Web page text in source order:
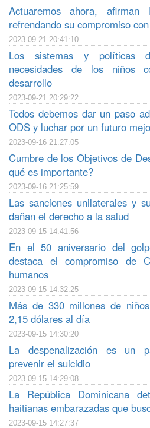
Actuaremos ahora, afirman
refrendando su compromiso
2023-09-21 20:41:10
Los sistemas y políticas
necesidades de los niños
desarrollo
2023-09-21 20:29:22
Todos debemos dar un paso
ODS y luchar por un futuro
2023-09-16 21:27:05
Cumbre de los Objetivos de
qué es importante?
2023-09-16 21:25:59
Las sanciones unilaterales y
dañan el derecho a la salud
2023-09-15 14:41:56
En el 50 aniversario del
destaca el compromiso de
humanos
2023-09-15 14:32:25
Más de 330 millones de
2,15 dólares al día
2023-09-15 14:30:20
La despenalización es un
prevenir el suicidio
2023-09-15 14:29:08
La República Dominicana
haitianas embarazadas que
2023-09-15 14:27:37